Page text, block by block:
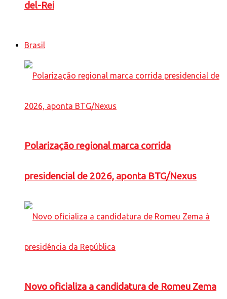
del-Rei
Brasil
Polarização regional marca corrida
presidencial de 2026, aponta BTG/Nexus
Novo oficializa a candidatura de Romeu Zema